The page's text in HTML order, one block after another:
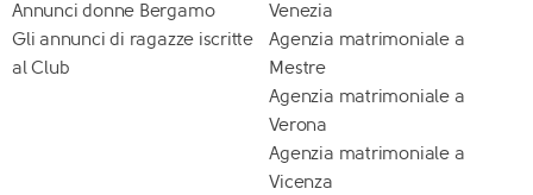
Annunci donne Bergamo
Gli annunci di ragazze iscritte
al Club
Venezia
Agenzia matrimoniale a
Mestre
Agenzia matrimoniale a
Verona
Agenzia matrimoniale a
Vicenza